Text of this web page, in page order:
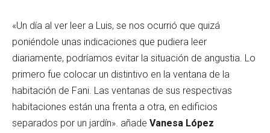
«Un día al ver leer a Luis, se nos ocurrió que quizá
poniéndole unas indicaciones que pudiera leer
diariamente, podríamos evitar la situación de angustia. Lo
primero fue colocar un distintivo en la ventana de la
habitación de Fani. Las ventanas de sus respectivas
habitaciones están una frenta a otra, en edificios
separados por un jardín». añade Vanesa López